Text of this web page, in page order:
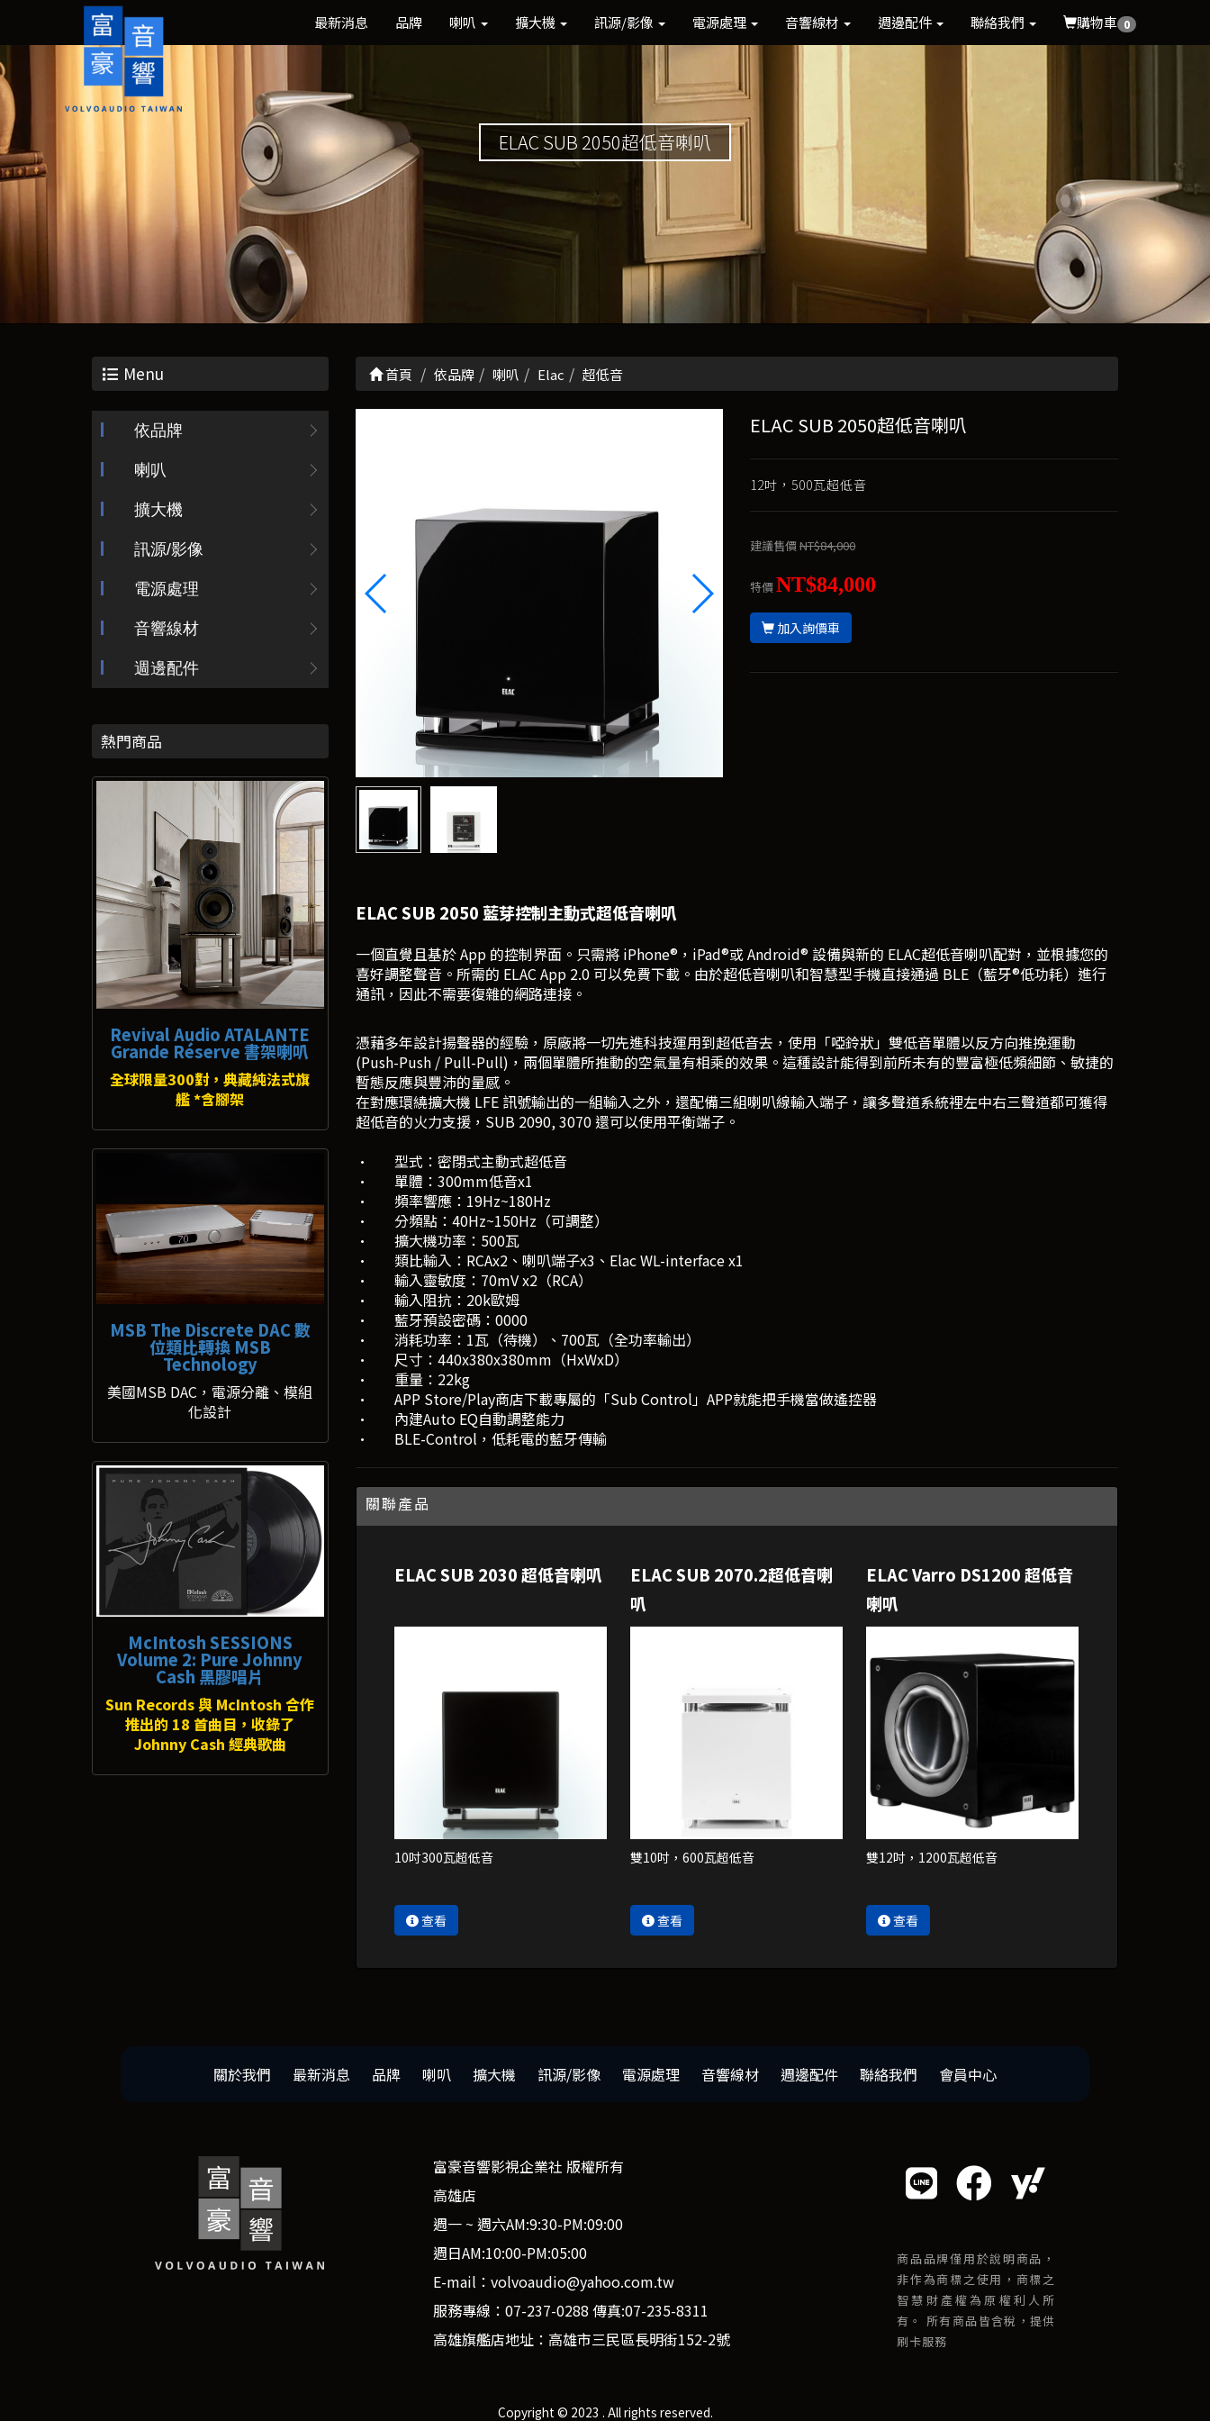
最新消息 品牌 喇叭 擴大機 訊源/影像 電源處理 音響線材 週邊配件 聯絡我們 購物車 0
ELAC SUB 2050超低音喇叭
Menu
依品牌
喇叭
擴大機
訊源/影像
電源處理
音響線材
週邊配件
熱門商品
Revival Audio ATALANTE
Grande Réserve 書架喇叭
全球限量300對，典藏純法式旗
艦 *含腳架
MSB The Discrete DAC 數
位類比轉換 MSB
Technology
美國MSB DAC，電源分離、模組
化設計
McIntosh SESSIONS
Volume 2: Pure Johnny
Cash 黑膠唱片
Sun Records 與 McIntosh 合作
推出的 18 首曲目，收錄了
Johnny Cash 經典歌曲
首頁 依品牌 喇叭 Elac 超低音
ELAC SUB 2050超低音喇叭
12吋，500瓦超低音
建議售價NT$84,000
特價NT$84,000
加入詢價車
ELAC SUB 2050 藍芽控制主動式超低音喇叭
一個直覺且基於 App 的控制界面。只需將 iPhone®，iPad®或 Android® 設備與新的 ELAC超低音喇叭配對，並根據您的
喜好調整聲音。所需的 ELAC App 2.0 可以免費下載。由於超低音喇叭和智慧型手機直接通過 BLE（藍牙®低功耗）進行
通訊，因此不需要復雜的網路連接。
憑藉多年設計揚聲器的經驗，原廠將一切先進科技運用到超低音去，使用「啞鈴狀」雙低音單體以反方向推挽運動
(Push-Push / Pull-Pull)，兩個單體所推動的空氣量有相乘的效果。這種設計能得到前所未有的豐富極低頻細節、敏捷的
暫態反應與豐沛的量感。
在對應環繞擴大機 LFE 訊號輸出的一組輸入之外，還配備三組喇叭線輸入端子，讓多聲道系統裡左中右三聲道都可獲得
超低音的火力支援，SUB 2090, 3070 還可以使用平衡端子。
· 型式：密閉式主動式超低音
· 單體：300mm低音x1
· 頻率響應：19Hz~180Hz
· 分頻點：40Hz~150Hz（可調整）
· 擴大機功率：500瓦
· 類比輸入：RCAx2、喇叭端子x3、Elac WL-interface x1
· 輸入靈敏度：70mV x2（RCA）
· 輸入阻抗：20k歐姆
· 藍牙預設密碼：0000
· 消耗功率：1瓦（待機）、700瓦（全功率輸出）
· 尺寸：440x380x380mm（HxWxD）
· 重量：22kg
· APP Store/Play商店下載專屬的「Sub Control」APP就能把手機當做遙控器
· 內建Auto EQ自動調整能力
· BLE-Control，低耗電的藍牙傳輸
關聯產品
10吋300瓦超低音
查看
ELAC SUB 2030 超低音喇叭
雙10吋，600瓦超低音
查看
ELAC SUB 2070.2超低音喇
叭
雙12吋，1200瓦超低音
查看
ELAC Varro DS1200 超低音
喇叭
關於我們 最新消息 品牌 喇叭 擴大機 訊源/影像 電源處理 音響線材 週邊配件 聯絡我們 會員中心
富豪音響影視企業社 版權所有
高雄店
週一 ~ 週六AM:9:30-PM:09:00
週日AM:10:00-PM:05:00
E-mail：volvoaudio@yahoo.com.tw
服務專線：07-237-0288 傳真:07-235-8311
高雄旗艦店地址：高雄市三民區長明街152-2號
商品品牌僅用於說明商品，
非作為商標之使用，商標之
智慧財產權為原權利人所
有。 所有商品皆含稅，提供
刷卡服務
Copyright © 2023 . All rights reserved.